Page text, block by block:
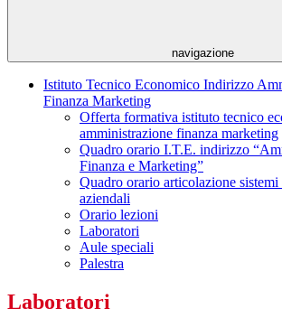
navigazione
Istituto Tecnico Economico Indirizzo
Finanza Marketing
Offerta formativa istituto tecnico
amministrazione finanza marketing
Quadro orario I.T.E. indirizzo
Finanza e Marketing”
Quadro orario articolazione
aziendali
Orario lezioni
Laboratori
Aule speciali
Palestra
Laboratori